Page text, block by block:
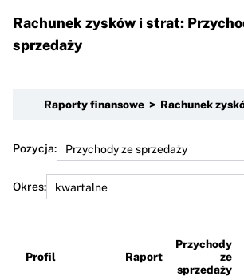
Rachunek zysków i strat:
sprzedaży
Raporty finansowe > Rachunek
Pozycja:
Okres:
Profil Raport
Przychody
ze
sprzedaży